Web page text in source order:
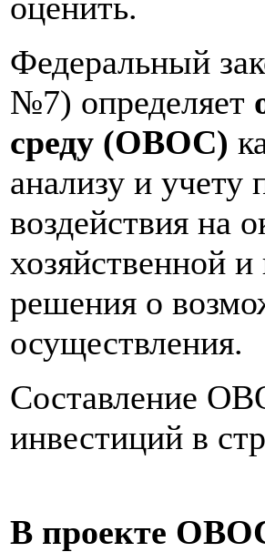
Федеральный
№7) определяет
среду (ОВОС)
анализу и
воздействия на
хозяйственной
решения о
осуществления.
Составление
инвестиций в
В проекте